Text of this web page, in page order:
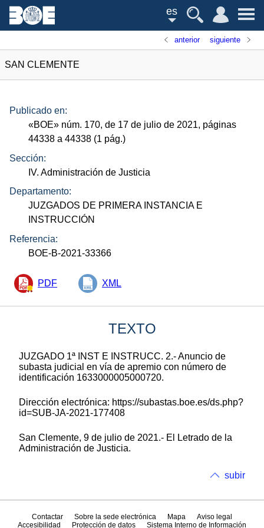
es
anterior siguiente
SAN CLEMENTE
Publicado en:
«BOE» núm. 170, de 17 de julio de 2021, páginas
44338 a 44338 (1 pág.)
Sección:
IV. Administración de Justicia
Departamento:
JUZGADOS DE PRIMERA INSTANCIA E
INSTRUCCIÓN
Referencia:
BOE-B-2021-33366
PDF XML
TEXTO
JUZGADO 1ª INST E INSTRUCC. 2.- Anuncio de
subasta judicial en vía de apremio con número de
identificación 1633000005000720.
Dirección electrónica: https://subastas.boe.es/ds.php?
id=SUB-JA-2021-177408
San Clemente, 9 de julio de 2021.- El Letrado de la
Administración de Justicia.
subir
Contactar Sobre la sede electrónica Mapa
Aviso legal
Accesibilidad
Protección de datos Sistema Interno de Información